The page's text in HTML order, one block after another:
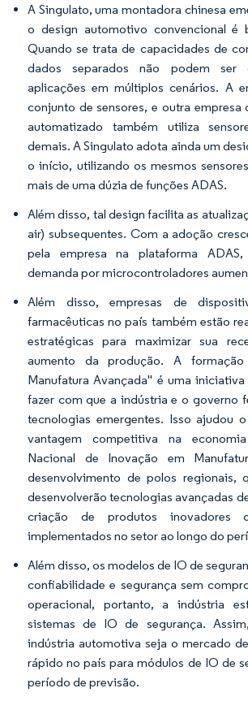
A Singulato, uma montadora chinesa
o design automotivo convencional é
Quando se trata de capacidades de
dados separados não podem ser
aplicações em múltiplos cenários. A
conjunto de sensores, e outra empresa
automatizado também utiliza
demais. A Singulato adota ainda um
o início, utilizando os mesmos
mais de uma dúzia de funções ADAS.
Além disso, tal design facilita as
air) subsequentes. Com a adoção
pela empresa na plataforma
demanda por microcontroladores
Além disso, empresas de
farmacêuticas no país também estão
estratégicas para maximizar sua
aumento da produção. A
Manufatura Avançada" é uma
fazer com que a indústria e o governo
tecnologias emergentes. Isso ajudou
vantagem competitiva na
Nacional de Inovação em
desenvolvimento de polos regionais,
desenvolverão tecnologias avançadas
criação de produtos inovadores
implementados no setor ao longo do
Além disso, os modelos de IO de
confiabilidade e segurança sem
operacional, portanto, a indústria
sistemas de IO de segurança.
indústria automotiva seja o mercado
rápido no país para módulos de IO de
período de previsão.